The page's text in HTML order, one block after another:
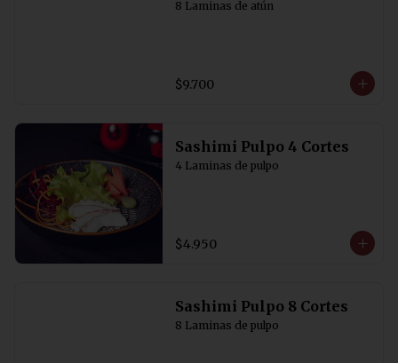
8 Laminas de atún
$9.700
Sashimi Pulpo 4 Cortes
4 Laminas de pulpo
$4.950
Sashimi Pulpo 8 Cortes
8 Laminas de pulpo